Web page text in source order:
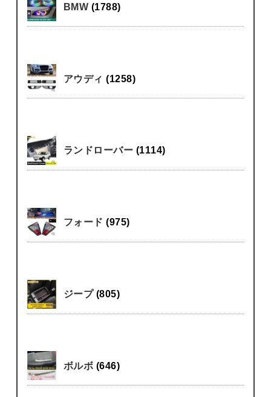
BMW (1788)
アウディ(1258)
ランドローバー (1114)
フォード(975)
ジープ (805)
ボルボ (646)